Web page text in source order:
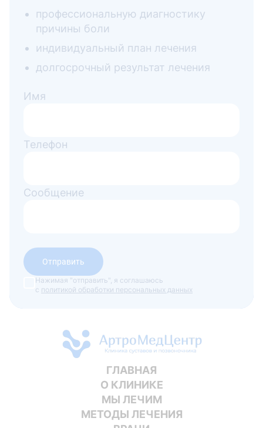
профессиональную диагностику
причины боли
индивидуальный план лечения
долгосрочный результат лечения
Имя
Телефон
Сообщение
Отправить
Нажимая "отправить", я соглашаюсь
с политикой обработки персональных данных
ГЛАВНАЯ
О КЛИНИКЕ
МЫ ЛЕЧИМ
МЕТОДЫ ЛЕЧЕНИЯ